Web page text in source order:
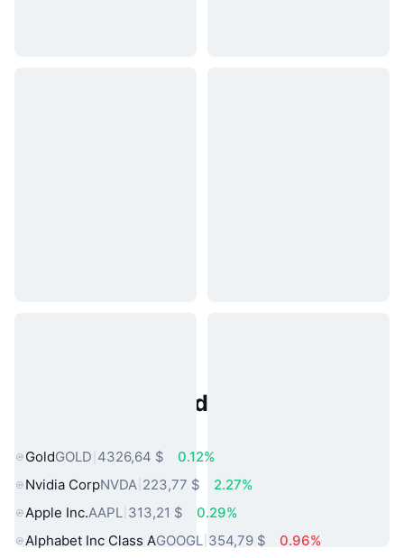
Activos del Mundo Real
GoldGOLD 4326,64 $
0.12%
Nvidia CorpNVDA 223,77 $
2.27%
Apple Inc.AAPL 313,21 $
0.29%
Alphabet Inc Class AGOOGL 354,79 $
0.96%